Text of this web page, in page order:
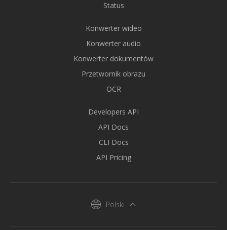
Status
Konwerter wideo
Konwerter audio
Konwerter dokumentów
Przetwornik obrazu
OCR
Developers API
API Docs
CLI Docs
API Pricing
Polski